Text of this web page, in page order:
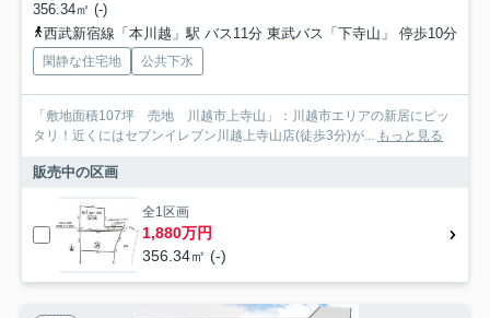
356.34㎡ (-)
西武新宿線「本川越」駅 バス11分 東武バス「下寺山」 停歩10分
閑静な住宅地 公共下水
「敷地面積107坪 売地 川越市上寺山」：川越市エリアの新居にピッ
タリ！近くにはセブンイレブン川越上寺山店(徒歩3分)が... もっと見る
販売中の区画
全1区画
1,880万円
356.34㎡ (-)